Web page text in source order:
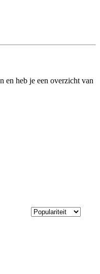
en heb je een overzicht van